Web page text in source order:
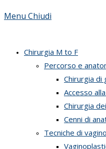
Menu Chiudi
Chirurgia M to F
Percorso e
Chirurgia di
Accesso
Chirurgia
Cenni di
Tecniche di